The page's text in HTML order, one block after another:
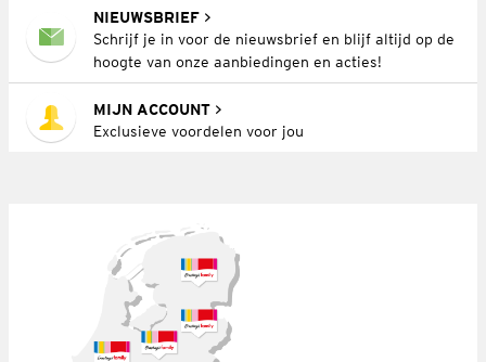
NIEUWSBRIEF
Schrijf je in voor de nieuwsbrief en blijf altijd op de
hoogte van onze aanbiedingen en acties!
MIJN ACCOUNT
Exclusieve voordelen voor jou